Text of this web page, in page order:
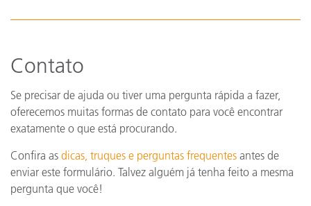
Contato
Se precisar de ajuda ou tiver uma pergunta rápida a fazer,
oferecemos muitas formas de contato para você encontrar
exatamente o que está procurando.
Confira as dicas, truques e perguntas frequentes antes de
enviar este formulário. Talvez alguém já tenha feito a mesma
pergunta que você!